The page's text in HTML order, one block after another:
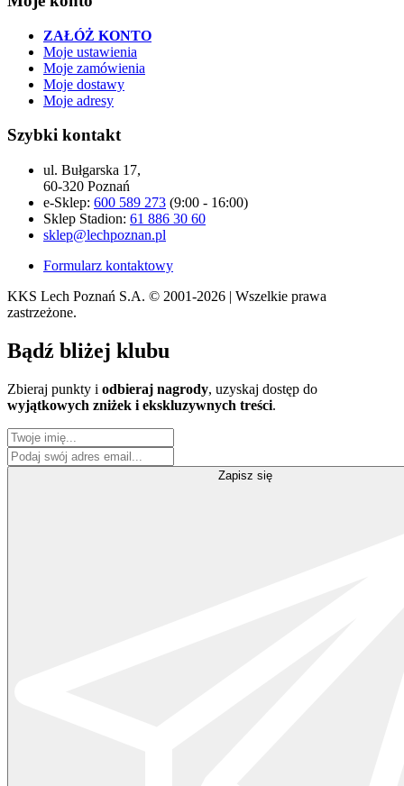
ZAŁÓŻ KONTO
Moje ustawienia
Moje zamówienia
Moje dostawy
Moje adresy
Szybki kontakt
ul. Bułgarska 17,
60-320 Poznań
e-Sklep: 600 589 273 (9:00 - 16:00)
Sklep Stadion: 61 886 30 60
sklep@lechpoznan.pl
Formularz kontaktowy
KKS Lech Poznań S.A. © 2001-2026 | Wszelkie prawa
zastrzeżone.
Bądź bliżej klubu
Zbieraj punkty i odbieraj nagrody, uzyskaj dostęp do
wyjątkowych zniżek i ekskluzywnych treści.
Zapisz się